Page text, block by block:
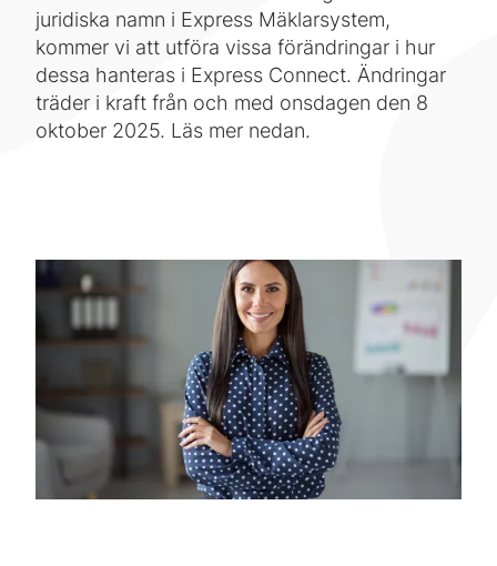
juridiska namn i Express Mäklarsystem,
kommer vi att utföra vissa förändringar i hur
dessa hanteras i Express Connect. Ändringar
träder i kraft från och med onsdagen den 8
oktober 2025. Läs mer nedan.